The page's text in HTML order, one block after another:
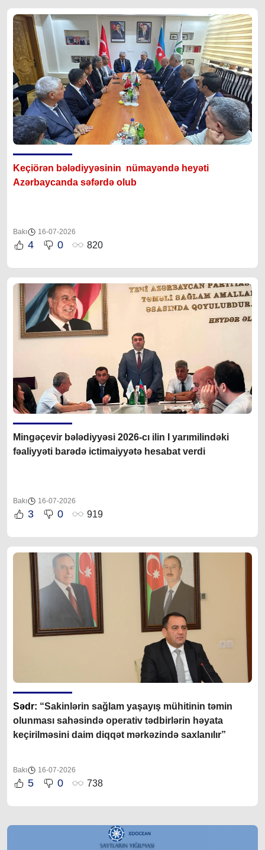
Keçiörən bələdiyyəsinin nümayəndə heyəti
Azərbaycanda səfərdə olub
Bakı 16-07-2026
4 0 820
Mingəçevir bələdiyyəsi 2026-cı ilin I yarımilindəki
fəaliyyəti barədə ictimaiyyətə hesabat verdi
Bakı 16-07-2026
3 0 919
Sədr: “Sakinlərin sağlam yaşayış mühitinin təmin
olunması sahəsində operativ tədbirlərin həyata
keçirilməsini daim diqqət mərkəzində saxlanılır”
Bakı 16-07-2026
5 0 738